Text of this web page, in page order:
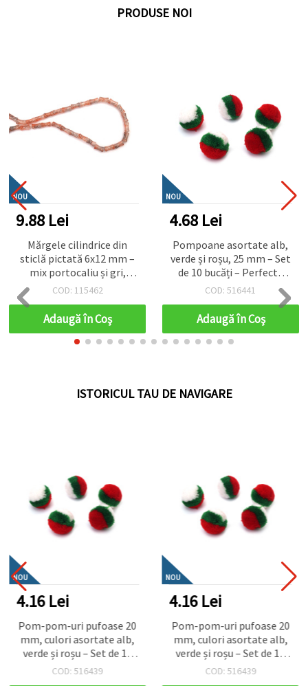
PRODUSE NOI
NOU
4.68 Lei
Pompoane asortate alb,
verde și roșu, 25 mm – Set
de 10 bucăți – Perfecte
pentru decorațiuni de
Crăciun, hobby, craft &
proiecte DIY
COD: 516441
Adaugă în Coş
NOU
4.68 Lei
Mărgele de cristal în
formă de sferă cu
trandafir în relief, gaură
de 8 mm, culoare verde
curcubeu - 20 grame ~80
bucăți
COD: 124057
Adaugă în Coş
ISTORICUL TAU DE NAVIGARE
NOU
4.16 Lei
Pom-pom-uri pufoase 20
mm, culori asortate alb,
verde și roșu – Set de 10
bucăți – Perfecte pentru
COD: 516439
NOU
4.16 Lei
Pom-pom-uri pufoase 20
mm, culori asortate alb,
verde și roșu – Set de 10
bucăți – Perfecte pentru
COD: 516439